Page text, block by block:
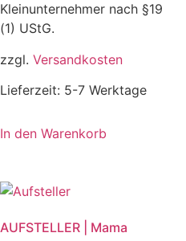
Kleinunternehmer nach §19
(1) UStG.
zzgl. Versandkosten
Lieferzeit: 5-7 Werktage
In den Warenkorb
AUFSTELLER | Mama